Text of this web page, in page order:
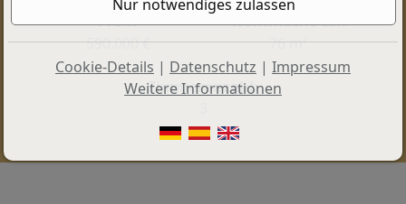
Preis:
590.000 €
Wohnfläche ca.:
76 m²
Zimmeranzahl:
Cookie-Details | Datenschutz | Impressum
Weitere Informationen